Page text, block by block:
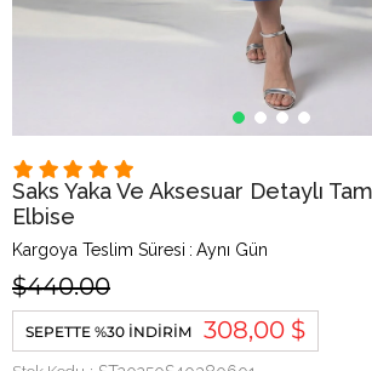
Saks Yaka Ve Aksesuar Detaylı
Elbise
Kargoya Teslim Süresi : Aynı Gün
$440.00
SEPETTE %30 İNDIRIM 308,00 $